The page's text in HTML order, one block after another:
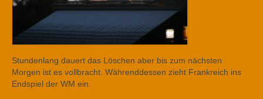
Stundenlang dauert das Löschen aber bis zum nächsten
Morgen ist es vollbracht. Währenddessen zieht Frankreich ins
Endspiel der WM ein.